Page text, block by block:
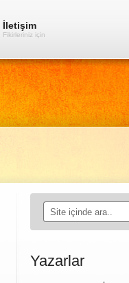
İletişim
Fikirleriniz için
Yazarlar